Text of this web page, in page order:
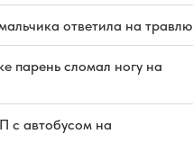
ответила на травлю
парень сломал ногу на
с автобусом на